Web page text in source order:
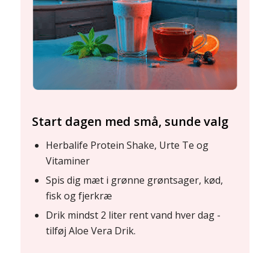
Start dagen med små, sunde valg
Herbalife Protein Shake, Urte Te og
Vitaminer
Spis dig mæt i grønne grøntsager, kød,
fisk og fjerkræ
Drik mindst 2 liter rent vand hver dag -
tilføj Aloe Vera Drik.